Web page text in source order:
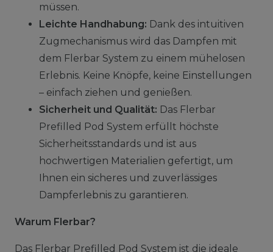
müssen.
Leichte Handhabung: Dank des intuitiven
Zugmechanismus wird das Dampfen mit
dem Flerbar System zu einem mühelosen
Erlebnis. Keine Knöpfe, keine Einstellungen
– einfach ziehen und genießen.
Sicherheit und Qualität: Das Flerbar
Prefilled Pod System erfüllt höchste
Sicherheitsstandards und ist aus
hochwertigen Materialien gefertigt, um
Ihnen ein sicheres und zuverlässiges
Dampferlebnis zu garantieren.
Warum Flerbar?
Das Flerbar Prefilled Pod System ist die ideale